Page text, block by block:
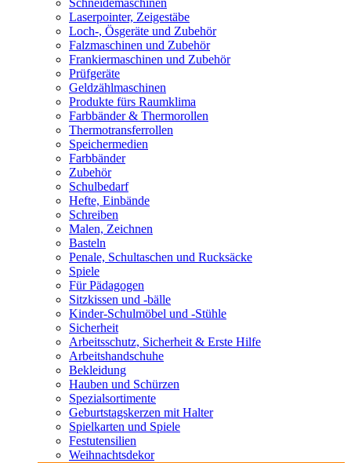
Schneidemaschinen
Laserpointer, Zeigestäbe
Loch-, Ösgeräte und Zubehör
Falzmaschinen und Zubehör
Frankiermaschinen und Zubehör
Prüfgeräte
Geldzählmaschinen
Produkte fürs Raumklima
Farbbänder & Thermorollen
Thermotransferrollen
Speichermedien
Farbbänder
Zubehör
Schulbedarf
Hefte, Einbände
Schreiben
Malen, Zeichnen
Basteln
Penale, Schultaschen und Rucksäcke
Spiele
Für Pädagogen
Sitzkissen und -bälle
Kinder-Schulmöbel und -Stühle
Sicherheit
Arbeitsschutz, Sicherheit & Erste Hilfe
Arbeitshandschuhe
Bekleidung
Hauben und Schürzen
Spezialsortimente
Geburtstagskerzen mit Halter
Spielkarten und Spiele
Festutensilien
Weihnachtsdekor